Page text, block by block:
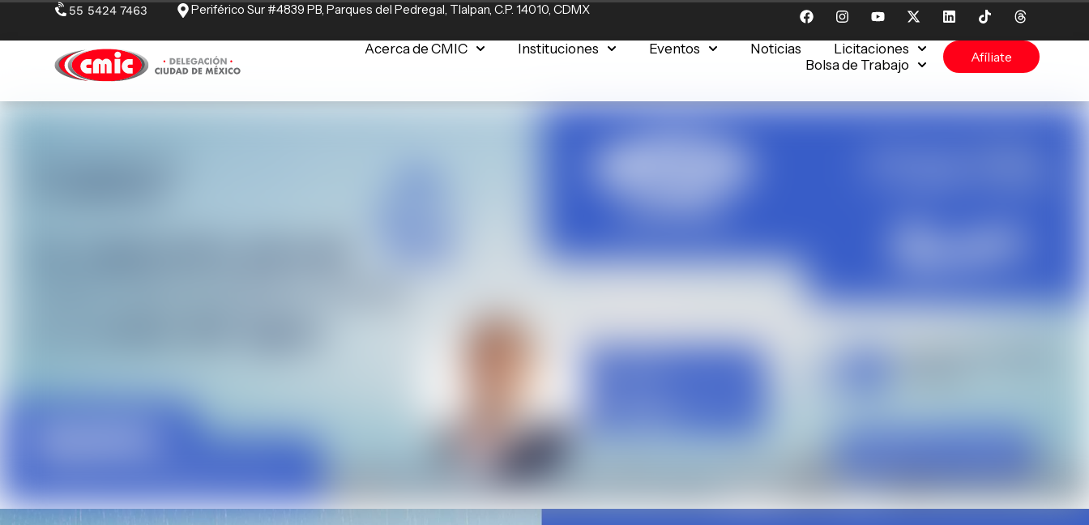
55 5424 7463 Periférico Sur #4839 PB, Parques del Pedregal, Tlalpan, C.P. 14010, CDMX
Acerca de CMIC Instituciones Eventos Noticias
Licitaciones
Bolsa de Trabajo
Afíliate